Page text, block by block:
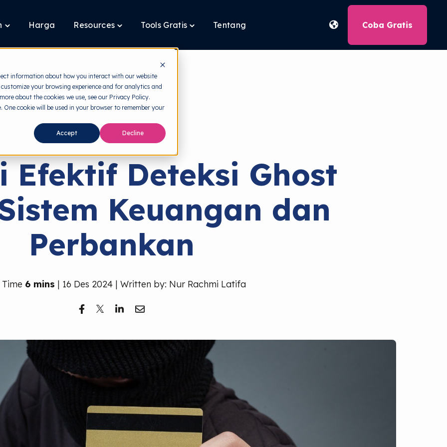
information about how you interact with our website
your browsing experience and for analytics and
about the cookies we use, see our Privacy Policy.
cookie will be used in your browser to remember your
Accept Decline
Toggle
Layanan
Harga Resources Toggle
Resources
Tools Gratis Toggle
Tools
Tentang Coba Gratis
Cyber Threats
Efektif Deteksi Ghost
Keuangan dan
Perbankan
6 mins | 16 Des 2024 | Written by: Nur Rachmi Latifa